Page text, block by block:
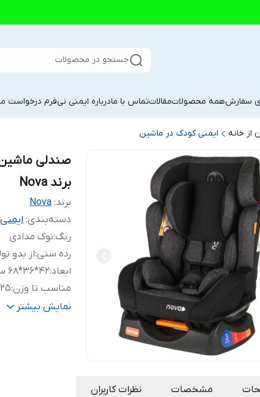
جستجو در محصولات
سفارشهمه محصولاتمقالاتتماس با مادرباره ایمنی نیفرم درخواست
از خانه ایمنی کودک در ماشین
برند Nova
برند: Nova
دسته‌بندی:
رنگ:نوک مدادی
رده سنی:از بدو
ابعاد:42*36*68 سانتیمتر
مناسب تا وزن:25 کیلوگرم
وزن:7600 گرم
نمایش بیشتر
مشخصات نظرات کاربران